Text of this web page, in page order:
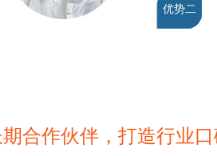
优势二
合作伙伴，打造行业